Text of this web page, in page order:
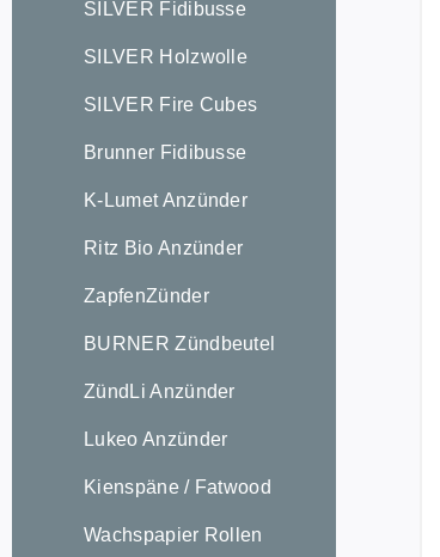
SILVER Fidibusse
SILVER Holzwolle
SILVER Fire Cubes
Brunner Fidibusse
K-Lumet Anzünder
Ritz Bio Anzünder
ZapfenZünder
BURNER Zündbeutel
ZündLi Anzünder
Lukeo Anzünder
Kienspäne / Fatwood
Wachspapier Rollen